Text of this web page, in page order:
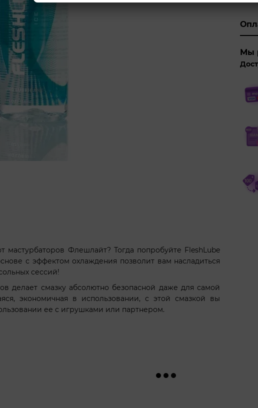
мастурбаторов Флешлайт? Тогда попробуйте FleshLube
с эффектом охлаждения позволит вам насладиться
сессий!
делает смазку абсолютно безопасной даже для самой
экономичная в использовании, с этой смазкой вы
ее с игрушками или партнером.
Мы